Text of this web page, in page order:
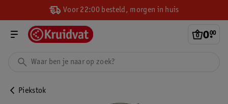
Voor 22:00 besteld, morgen in huis
0.
00
Piekstok